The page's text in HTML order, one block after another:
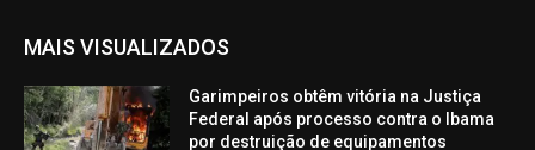
MAIS VISUALIZADOS
Garimpeiros obtêm vitória na Justiça
Federal após processo contra o Ibama
por destruição de equipamentos